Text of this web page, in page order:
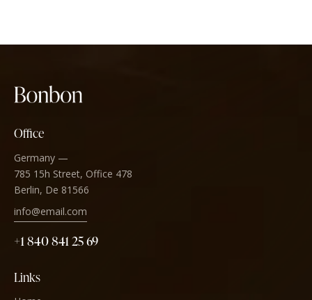
Office
Germany —
785 15h Street, Office 478
Berlin, De 81566
info@email.com
+1 840 841 25 69
Links